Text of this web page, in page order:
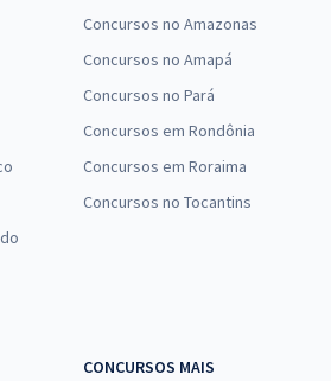
Concursos no Amazonas
Concursos no Amapá
Concursos no Pará
Concursos em Rondônia
Concursos em Roraima
Concursos no Tocantins
CONCURSOS MAIS